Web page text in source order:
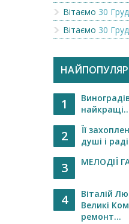
Вітаємо 30
Вітаємо 30
1
2
Її
душі і
3 МЕЛОДІЇ
4
Віталій
Великі
ремонт...